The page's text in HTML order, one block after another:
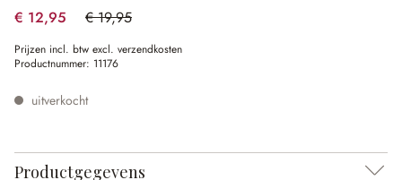
€ 12,95 € 19,95
(35.09% gespart)
Prijzen incl. btw excl. verzendkosten
Productnummer: 11176
uitverkocht
Productgegevens